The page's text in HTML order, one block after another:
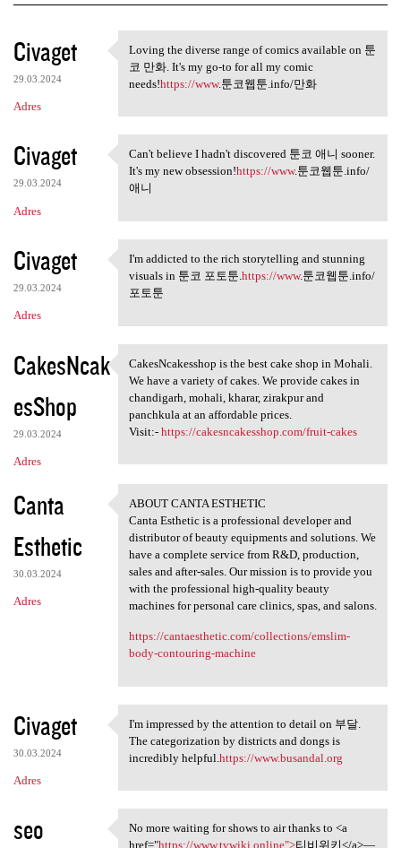
K
o
m
e
n
t
a
r
e
Civaget
29.03.2024
Adres
Loving the diverse range of
Loving the diverse range of comics available on 툰
코 만화. It's my go-to for all my comic
needs!https://www.툰코웹툰.info/만화
Civaget
29.03.2024
Adres
Can't believe I hadn't
Can't believe I hadn't discovered 툰코 애니 sooner.
It's my new obsession!https://www.툰코웹툰.info/
애니
Civaget
29.03.2024
Adres
I'm addicted to the rich
I'm addicted to the rich storytelling and stunning
visuals in 툰코 포토툰.https://www.툰코웹툰.info/
포토툰
CakesNcak
esShop
29.03.2024
Adres
CakesNcakesshop is the best
CakesNcakesshop is the best cake shop in Mohali.
We have a variety of cakes. We provide cakes in
chandigarh, mohali, kharar, zirakpur and
panchkula at an affordable prices.
Visit:- https://cakesncakesshop.com/fruit-cakes
Canta
Esthetic
30.03.2024
Adres
ABOUT CANTA ESTHETIC
ABOUT CANTA ESTHETIC
Canta Esthetic is a professional developer and
distributor of beauty equipments and solutions. We
have a complete service from R&D, production,
sales and after-sales. Our mission is to provide you
with the professional high-quality beauty
machines for personal care clinics, spas, and salons.
https://cantaesthetic.com/collections/emslim-
body-contouring-machine
Civaget
30.03.2024
Adres
I'm impressed by the
I'm impressed by the attention to detail on 부달.
The categorization by districts and dongs is
incredibly helpful. https://www.busandal.org
seo No more waiting for shows to
No more waiting for shows to air thanks to <a
href="https://www.tvwiki.online">티비위키</a>—